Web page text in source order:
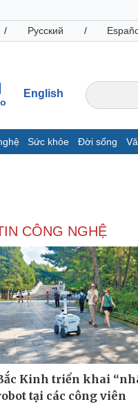
/ Русский /
English
Sức khỏe Đời sống
Chứng
Giá cà phê
nghiệp
24h
Công nghệ
Sành điệu
Tin Công
Trải nghiệm
Chuyển đổi
Podcast
Câu
CÔNG NGHỆ
Kinh triển khai
tại các công viên